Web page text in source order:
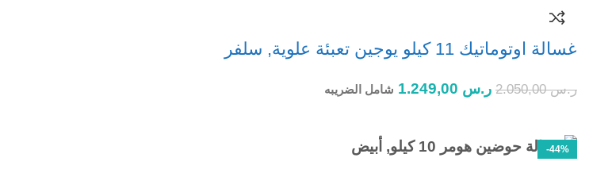
غسالة اوتوماتيك 11 كيلو يوجين تعبئة علوية, سلفر
ر.س2.050,00 ر.س شامل الضريبه
-44%